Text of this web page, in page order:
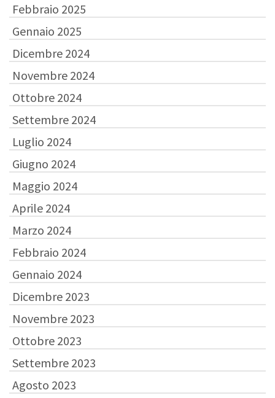
Febbraio 2025
Gennaio 2025
Dicembre 2024
Novembre 2024
Ottobre 2024
Settembre 2024
Luglio 2024
Giugno 2024
Maggio 2024
Aprile 2024
Marzo 2024
Febbraio 2024
Gennaio 2024
Dicembre 2023
Novembre 2023
Ottobre 2023
Settembre 2023
Agosto 2023